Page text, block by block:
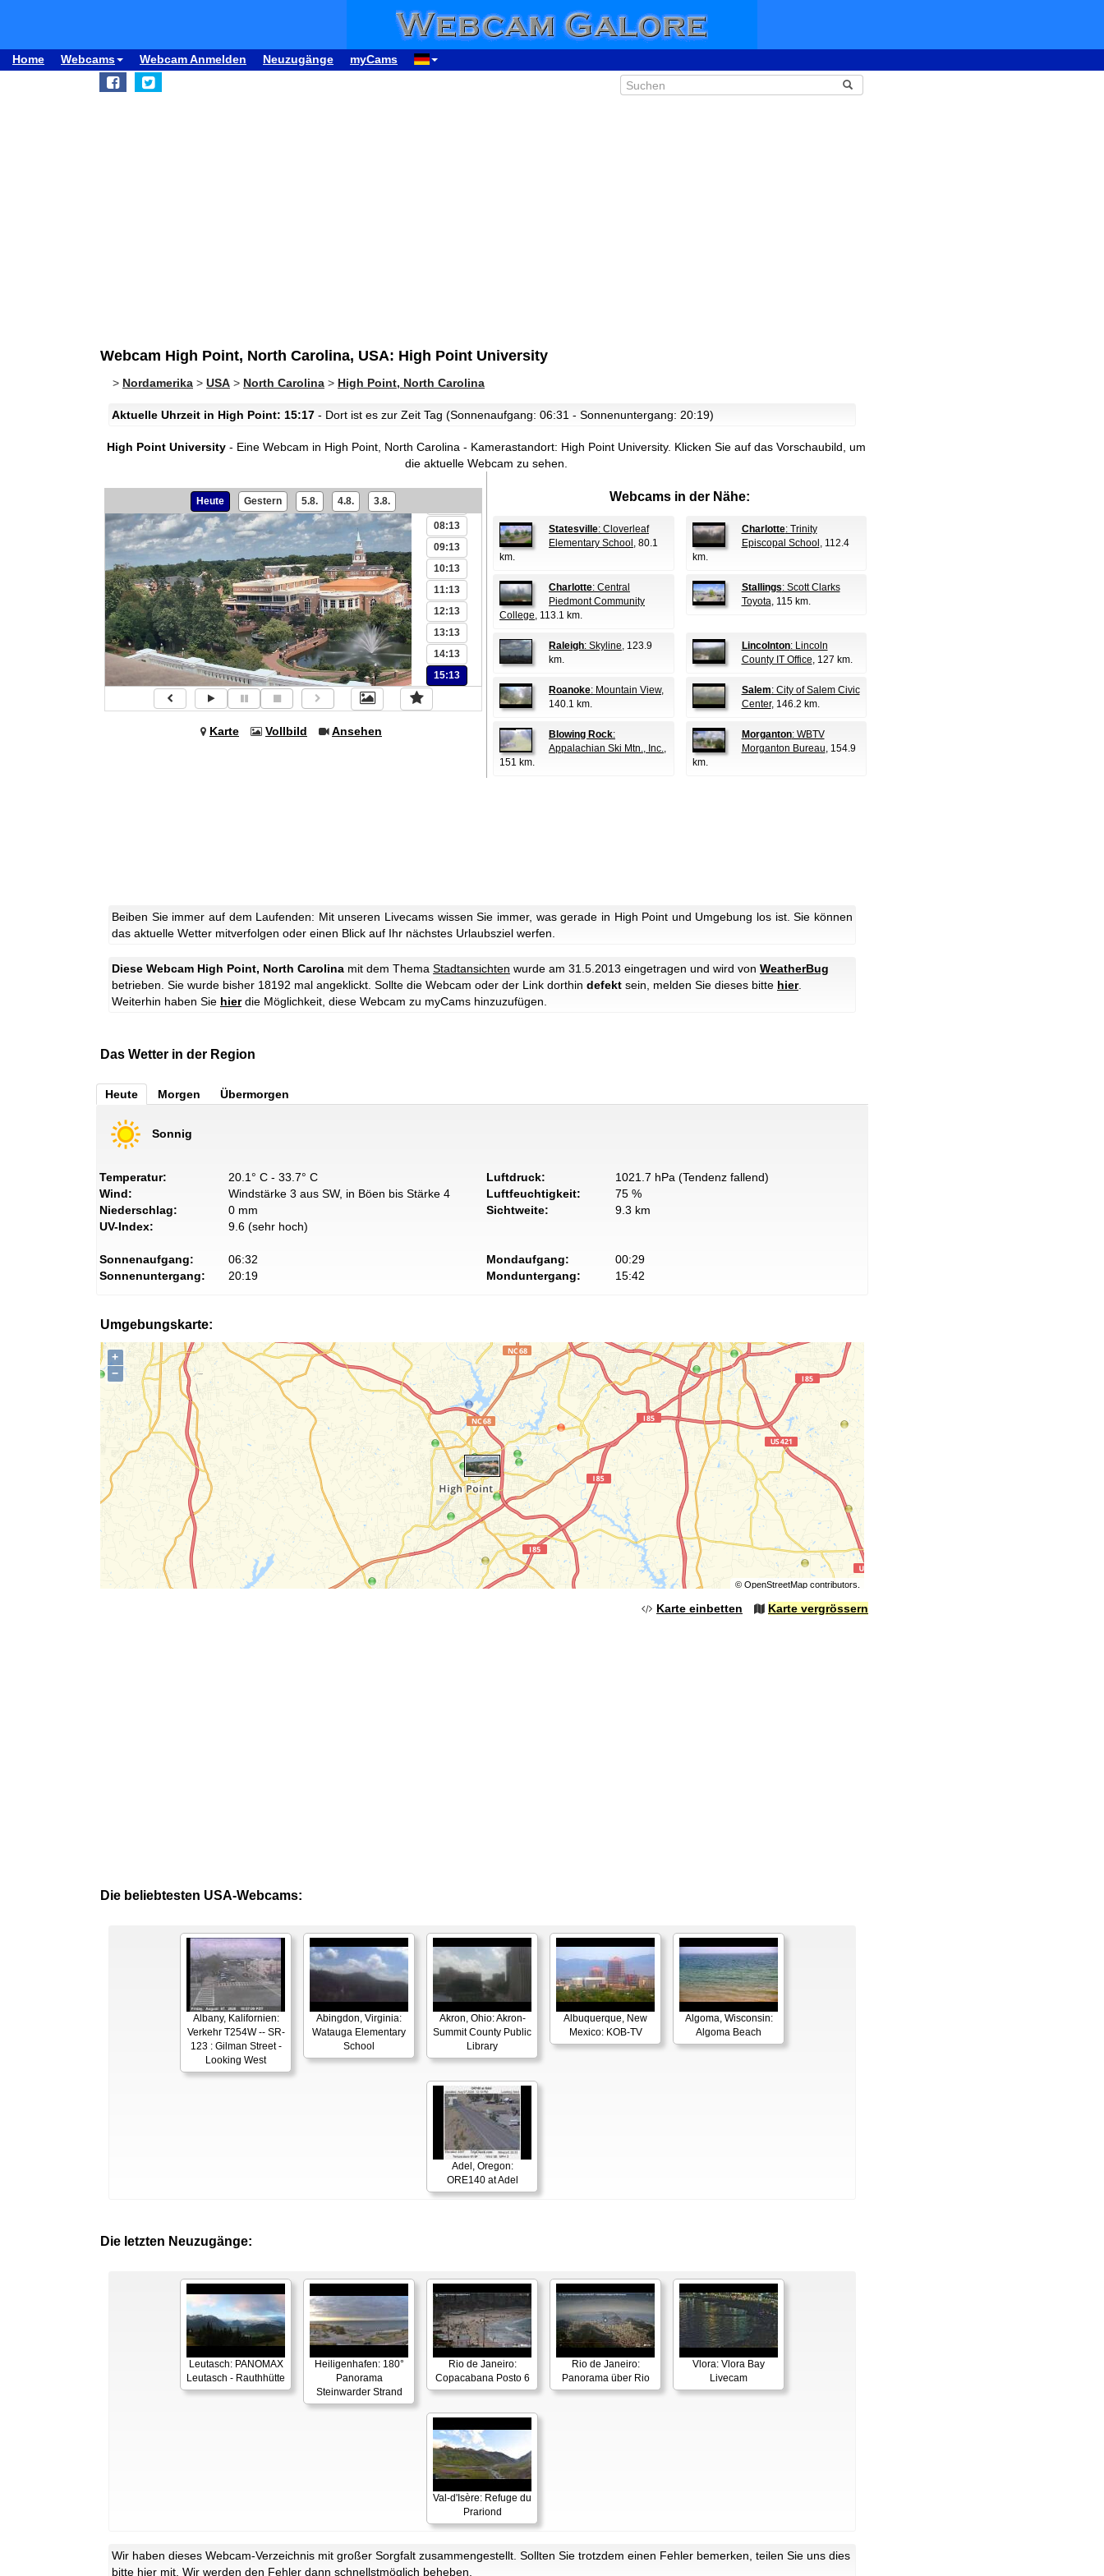
Home Webcams Webcam Anmelden Neuzugänge myCams
Webcam High Point, North Carolina, USA: High Point University
> Nordamerika > USA > North Carolina > High Point, North Carolina
Aktuelle Uhrzeit in High Point: 15:17 - Dort ist es zur Zeit Tag (Sonnenaufgang: 06:31 - Sonnenuntergang: 20:19)
High Point University - Eine Webcam in High Point, North Carolina - Kamerastandort: High Point University. Klicken Sie auf das Vorschaubild, um
die aktuelle Webcam zu sehen.
Heute Gestern 5.8. 4.8. 3.8.
00:13
01:13
03:13
04:13
05:13
08:13
09:13
10:13
11:13
12:13
13:13
14:13
15:13
Karte Vollbild Ansehen
Webcams in der Nähe:
Statesville: Cloverleaf
Elementary School , 80.1
km.
Charlotte: Trinity
Episcopal School , 112.4
km.
Charlotte: Central
Piedmont Community
College, 113.1 km.
Stallings: Scott Clarks
Toyota, 115 km.
Raleigh: Skyline, 123.9
km.
Lincolnton: Lincoln
County IT Office, 127 km.
Roanoke: Mountain View,
140.1 km.
Salem: City of Salem Civic
Center, 146.2 km.
Blowing Rock:
Appalachian Ski Mtn., Inc.,
151 km.
Morganton: WBTV
Morganton Bureau, 154.9
km.
Beiben Sie immer auf dem Laufenden: Mit unseren Livecams wissen Sie immer, was gerade in High Point und Umgebung los ist. Sie können
das aktuelle Wetter mitverfolgen oder einen Blick auf Ihr nächstes Urlaubsziel werfen.
Diese Webcam High Point, North Carolina mit dem Thema Stadtansichten wurde am 31.5.2013 eingetragen und wird von WeatherBug
betrieben. Sie wurde bisher 18192 mal angeklickt. Sollte die Webcam oder der Link dorthin defekt sein, melden Sie dieses bitte hier.
Weiterhin haben Sie hierdie Möglichkeit, diese Webcam zu myCams hinzuzufügen.
Das Wetter in der Region
Heute Morgen Übermorgen
Sonnig
Temperatur:
20.1° C - 33.7° C
Wind:
Windstärke 3 aus SW, in Böen bis Stärke 4
Niederschlag:
0 mm
UV-Index:
9.6 (sehr hoch)
Luftdruck:
1021.7 hPa (Tendenz fallend)
Luftfeuchtigkeit:
75 %
Sichtweite:
9.3 km
Sonnenaufgang:
06:32
Sonnenuntergang:
20:19
Mondaufgang:
00:29
Monduntergang:
15:42
Umgebungskarte:
+
−
© OpenStreetMapcontributors.
Karte einbetten Karte vergrössern
Die beliebtesten USA-Webcams:
Albany, Kalifornien:
Verkehr T254W -- SR-
123 : Gilman Street -
Looking West
Abingdon, Virginia:
Watauga Elementary
School
Akron, Ohio: Akron-
Summit County Public
Library
Albuquerque, New
Mexico: KOB-TV
Algoma, Wisconsin:
Algoma Beach
Adel, Oregon:
ORE140 at Adel
Die letzten Neuzugänge:
Leutasch: PANOMAX
Leutasch - Rauthhütte
Heiligenhafen: 180°
Panorama
Steinwarder Strand
Rio de Janeiro:
Copacabana Posto 6
Rio de Janeiro:
Panorama über Rio
Vlora: Vlora Bay
Livecam
Val-d'Isère: Refuge du
Prariond
Wir haben dieses Webcam-Verzeichnis mit großer Sorgfalt zusammengestellt. Sollten Sie trotzdem einen Fehler bemerken, teilen Sie uns dies
bitte hier mit. Wir werden den Fehler dann schnellstmöglich beheben.